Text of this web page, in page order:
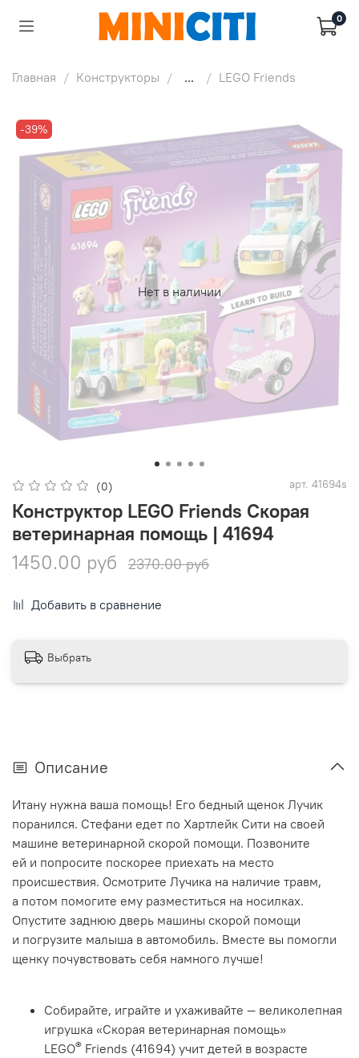
0
Главная Конструкторы ... LEGO Friends
Нет в наличии
-39%
(0) арт. 41694s
Конструктор LEGO Friends Скорая
ветеринарная помощь | 41694
1450.00 руб
2370.00 руб
Добавить в сравнение
Выбрать
Описание
Итану нужна ваша помощь! Его бедный щенок Лучик
поранился. Стефани едет по Хартлейк Сити на своей
машине ветеринарной скорой помощи. Позвоните
ей и попросите поскорее приехать на место
происшествия. Осмотрите Лучика на наличие травм,
а потом помогите ему разместиться на носилках.
Опустите заднюю дверь машины скорой помощи
и погрузите малыша в автомобиль. Вместе вы помогли
щенку почувствовать себя намного лучше!
Собирайте, играйте и ухаживайте — великолепная
игрушка «Скорая ветеринарная помощь»
LEGO® Friends (41694) учит детей в возрасте